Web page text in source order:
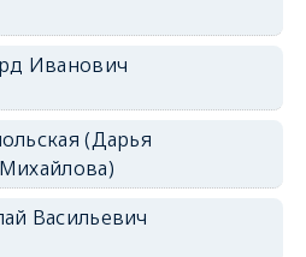
Иванович
(Дарья
Васильевич